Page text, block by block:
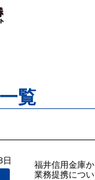
覧
日
福井信用金庫
業務提携につ